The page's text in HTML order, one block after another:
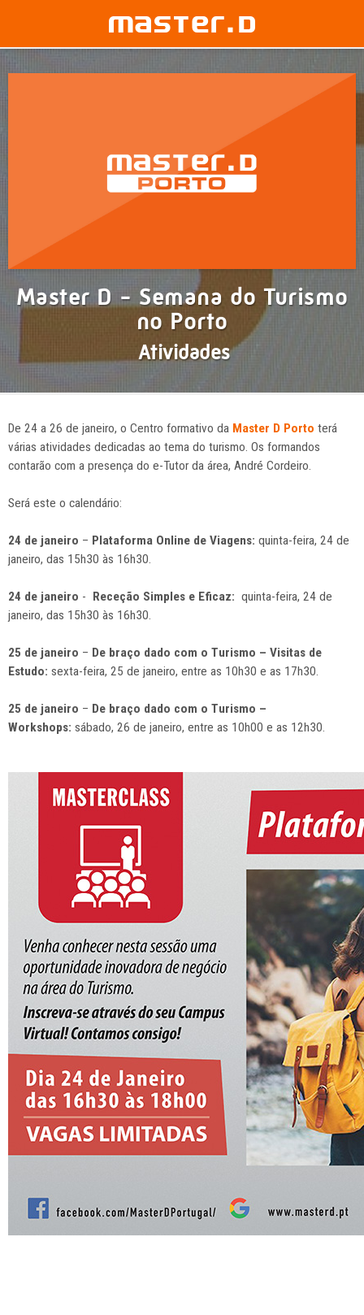
Master D - Semana do Turismo
no Porto
Atividades
De 24 a 26 de janeiro, o Centro formativo da Master D Porto terá
várias atividades dedicadas ao tema do turismo. Os formandos
contarão com a presença do e-Tutor da área, André Cordeiro.
Será este o calendário:
24 de janeiro – Plataforma Online de Viagens: quinta-feira, 24 de
janeiro, das 15h30 às 16h30.
24 de janeiro - Receção Simples e Eficaz: quinta-feira, 24 de
janeiro, das 15h30 às 16h30.
25 de janeiro – De braço dado com o Turismo – Visitas de
Estudo: sexta-feira, 25 de janeiro, entre as 10h30 e as 17h30.
25 de janeiro – De braço dado com o Turismo –
Workshops: sábado, 26 de janeiro, entre as 10h00 e as 12h30.